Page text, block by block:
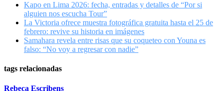
Kapo en Lima 2026: fecha, entradas y detalles de “Por si
alguien nos escucha Tour”
La Victoria ofrece muestra fotográfica gratuita hasta el 25 de
febrero: revive su historia en imágenes
Samahara revela entre risas que su coqueteo con Youna es
falso: “No voy a regresar con nadie”
tags relacionadas
Rebeca Escribens